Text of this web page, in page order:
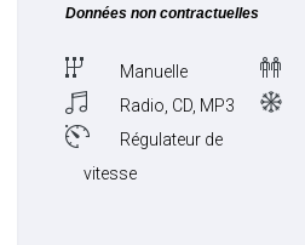
Données non contractuelles
Manuelle
Radio, CD, MP3
Régulateur de
vitesse